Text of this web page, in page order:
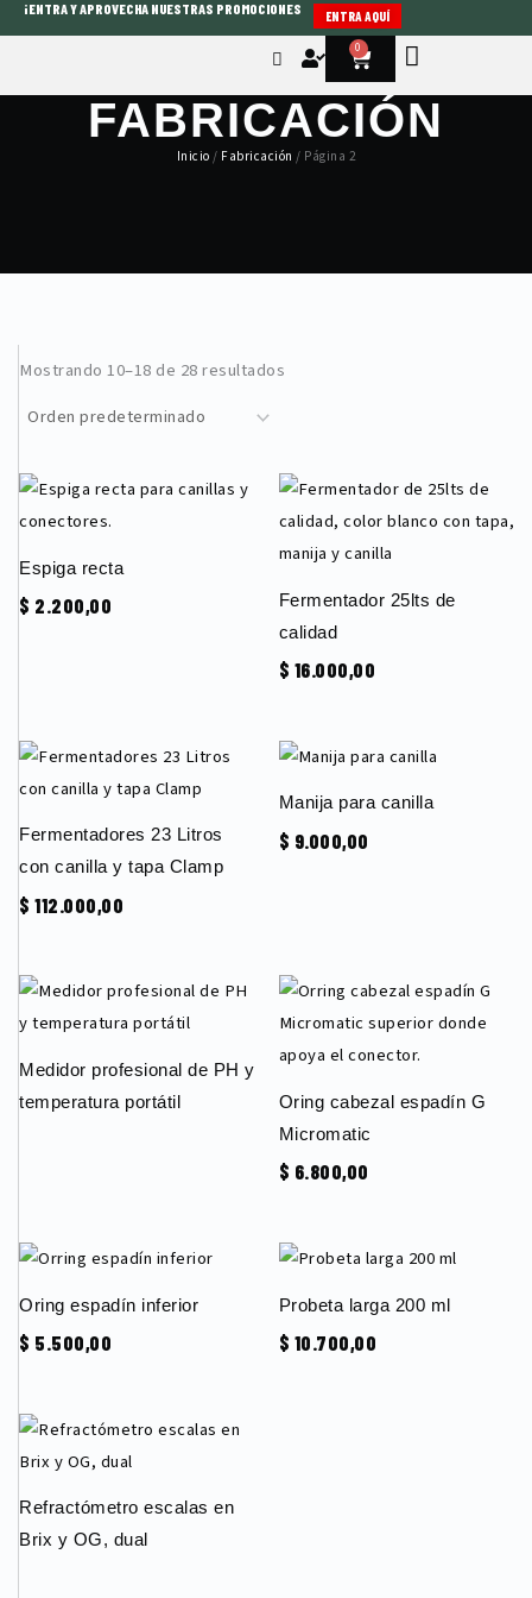
¡ENTRA Y APROVECHA NUESTRAS PROMOCIONES ENTRA AQUÍ
0
Cart
FABRICACIÓN
Inicio / Fabricación / Página 2
Mostrando 10–18 de 28 resultados
Espiga recta
$ 2.200,00
Fermentador 25lts de
calidad
$ 16.000,00
Fermentadores 23 Litros
con canilla y tapa Clamp
$ 112.000,00
Manija para canilla
$ 9.000,00
Medidor profesional de PH y
temperatura portátil
Oring cabezal espadín G
Micromatic
$ 6.800,00
Oring espadín inferior
$ 5.500,00
Probeta larga 200 ml
$ 10.700,00
Refractómetro escalas en
Brix y OG, dual